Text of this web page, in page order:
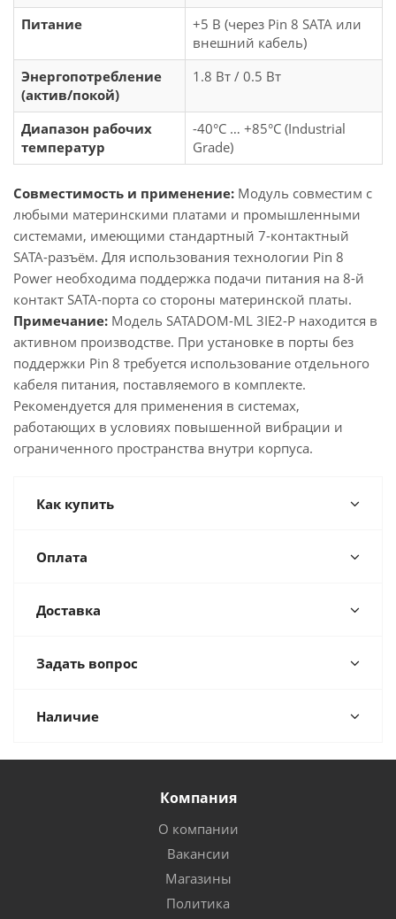
Питание
+5 В (через Pin 8 SATA или
внешний кабель)
Энергопотребление
(актив/покой)
1.8 Вт / 0.5 Вт
Диапазон рабочих
температур
-40°C … +85°C (Industrial
Grade)
Совместимость и применение: Модуль совместим с
любыми материнскими платами и промышленными
системами, имеющими стандартный 7-контактный
SATA-разъём. Для использования технологии Pin 8
Power необходима поддержка подачи питания на 8-й
контакт SATA-порта со стороны материнской платы.
Примечание: Модель SATADOM-ML 3IE2-P находится в
активном производстве. При установке в порты без
поддержки Pin 8 требуется использование отдельного
кабеля питания, поставляемого в комплекте.
Рекомендуется для применения в системах,
работающих в условиях повышенной вибрации и
ограниченного пространства внутри корпуса.
Как купить
Оплата
Доставка
Задать вопрос
Наличие
Компания
О компании
Вакансии
Магазины
Политика